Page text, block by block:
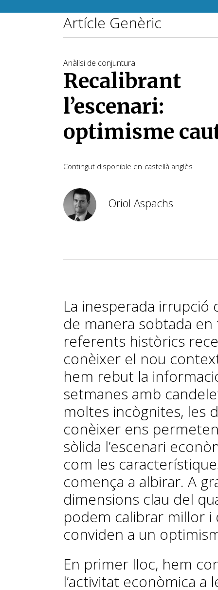
Artícle Genèric
Anàlisi de conjuntura
Recalibrant
l’escenari:
optimisme
Contingut disponible en castellà anglès
Oriol Aspachs
La inesperada irrupció
de manera sobtada
referents històrics
conèixer el nou
hem rebut la
setmanes amb
moltes incògnites, les
conèixer ens
sòlida l’escenari
com les
comença a albirar. A
dimensions clau del
podem calibrar millor i
conviden a un
En primer lloc, hem
l’activitat econòmica